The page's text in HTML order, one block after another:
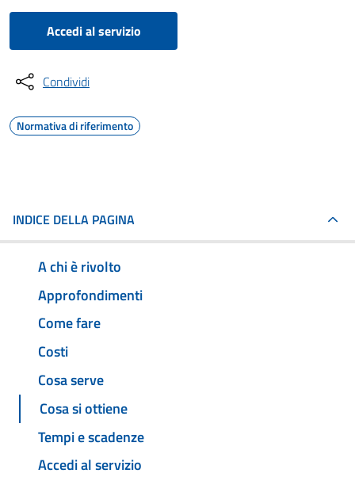
Accedi al servizio
Condividi
Normativa di riferimento
INDICE DELLA PAGINA
A chi è rivolto
Approfondimenti
Come fare
Costi
Cosa serve
Cosa si ottiene
Tempi e scadenze
Accedi al servizio